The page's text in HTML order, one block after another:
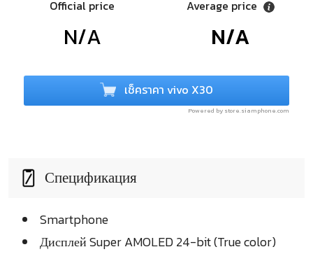
Official price
N/A
Average price
N/A
เช็คราคา vivo X30
Powered by store.siamphone.com
Спецификация
Smartphone
Дисплей Super AMOLED 24-bit (True color)